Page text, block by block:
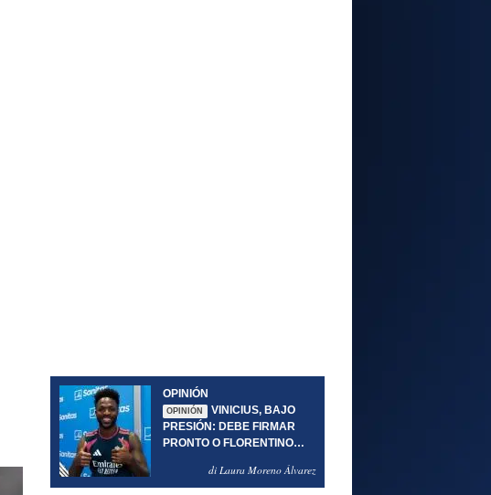
OPINIÓN
OPINIÓN
VINICIUS, BAJO
PRESIÓN: DEBE FIRMAR
PRONTO O FLORENTINO
di Laura Moreno Álvarez